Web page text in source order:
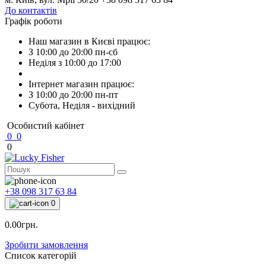
До контактів
Графік роботи
Наш магазин в Києві працює:
З 10:00 до 20:00 пн-сб
Неділя з 10:00 до 17:00
Інтернет магазин працює:
З 10:00 до 20:00 пн-пт
Субота, Неділя - вихідний
Особистий кабінет
0 0
0
+38 098 317 63 84
0
0.00грн.
Зробити замовлення
Список категорій